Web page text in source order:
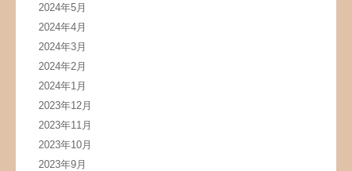
2024年5月
2024年4月
2024年3月
2024年2月
2024年1月
2023年12月
2023年11月
2023年10月
2023年9月